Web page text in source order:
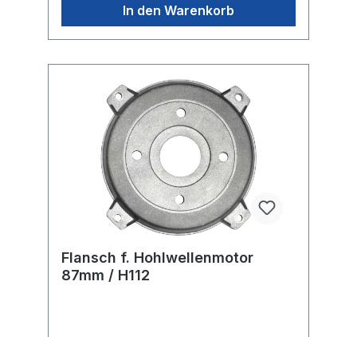
In den Warenkorb
Flansch f. Hohlwellenmotor
87mm / H112